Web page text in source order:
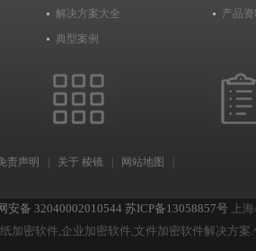
解决方案大全
典型案例
产品
责声明 关于 棱镜 网站地图
安备 32040002010544 苏ICP备13058857号 上
加密软件,企业加密软件,文件加密软件解决方